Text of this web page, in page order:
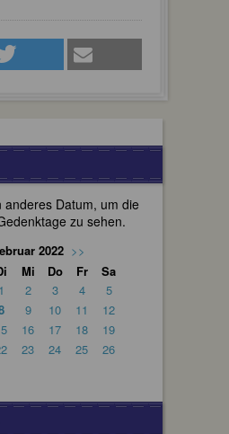
anderes Datum, um die
zu sehen.
2022 >>
Mi Do Fr
Sa
1
2 3 4
5
9 10 11
12
16 17 18
19
23 24 25
26